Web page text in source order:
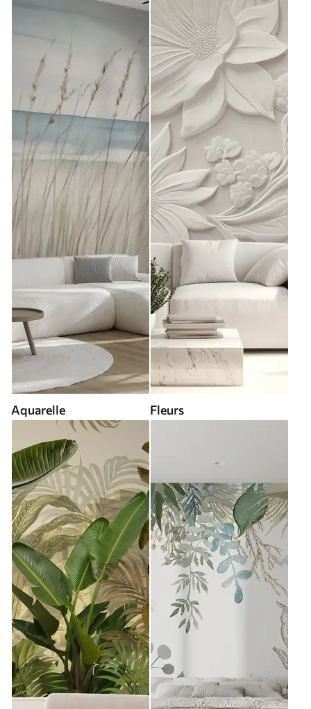
Aquarelle Fleurs